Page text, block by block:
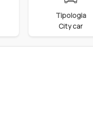
Tipologia
City car